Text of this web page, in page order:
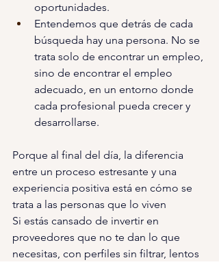
oportunidades.
Entendemos que detrás de cada
búsqueda hay una persona. No se
trata solo de encontrar un empleo,
sino de encontrar el empleo
adecuado, en un entorno donde
cada profesional pueda crecer y
desarrollarse.
Porque al final del día, la diferencia
entre un proceso estresante y una
experiencia positiva está en cómo se
trata a las personas que lo viven
Si estás cansado de invertir en
proveedores que no te dan lo que
necesitas, con perfiles sin filtrar, lentos